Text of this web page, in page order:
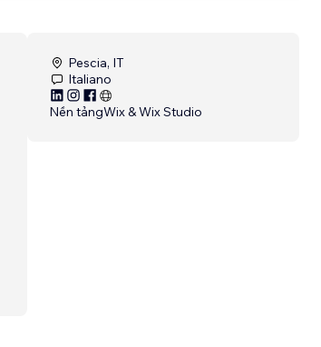
Pescia, IT
Italiano
Nền tảngWix & Wix Studio